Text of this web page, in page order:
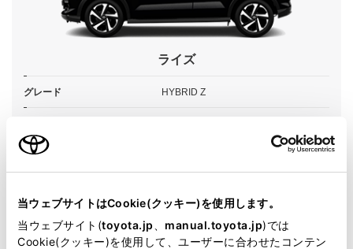
当ウェブサイトはCookie(クッキー)を使用します。
当ウェブサイト(toyota.jp manual.toyota.jp)では
Cookie(クッキー)を使用して、ユーザーに合わせたコンテン
ライズ
グレード HYBRID Z
エンジンタイプ
試乗予約